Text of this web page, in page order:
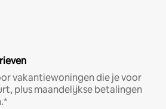
vakantiewoningen die je voor
plus maandelijkse betalingen